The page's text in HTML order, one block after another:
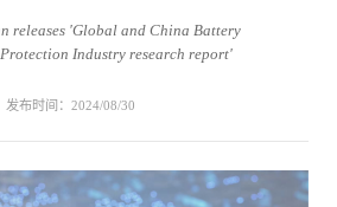
releases 'Global and China Battery
Protection Industry research report'
发布时间：2024/08/30